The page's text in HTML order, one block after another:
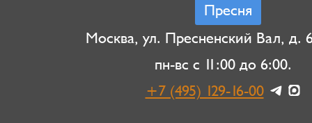
Пресня
Москва, ул. Пресненский Вал, д.
пн-вс с 11:00 до 6:00.
+7 (495) 129-16-00